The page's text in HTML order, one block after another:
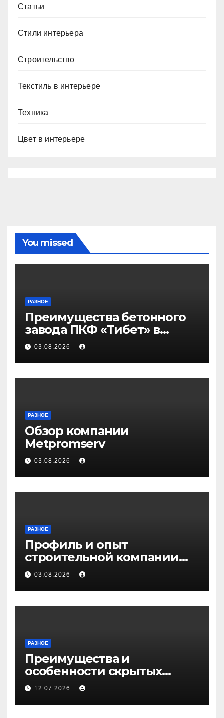
Статьи
Стили интерьера
Строительство
Текстиль в интерьере
Техника
Цвет в интерьере
You missed
РАЗНОЕ
Преимущества бетонного
завода ПКФ «Тибет» в
Волгограде и Волжском
03.08.2026
РАЗНОЕ
Обзор компании
Metpromserv
03.08.2026
РАЗНОЕ
Профиль и опыт
строительной компании
Медичи
03.08.2026
РАЗНОЕ
Преимущества и
особенности скрытых
дверей
12.07.2026